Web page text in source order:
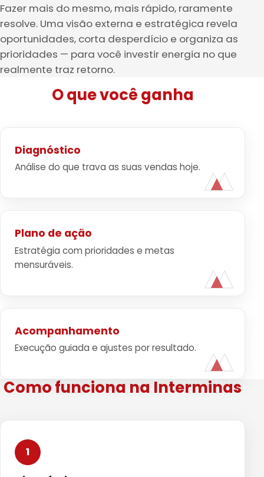
Fazer mais do mesmo, mais rápido, raramente
resolve. Uma visão externa e estratégica revela
oportunidades, corta desperdício e organiza as
prioridades — para você investir energia no que
realmente traz retorno.
O que você ganha
Diagnóstico
Análise do que trava as suas vendas hoje.
Plano de ação
Estratégia com prioridades e metas
mensuráveis.
Acompanhamento
Execução guiada e ajustes por resultado.
Como funciona na Interminas
1